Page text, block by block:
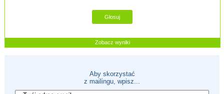
Zobacz wyniki
Aby skorzystać
z mailingu, wpisz...